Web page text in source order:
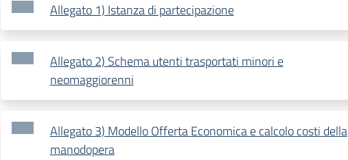
Allegato 1) Istanza di partecipazione
Allegato 2) Schema utenti trasportati minori e
neomaggiorenni
Allegato 3) Modello Offerta Economica e calcolo costi della
manodopera